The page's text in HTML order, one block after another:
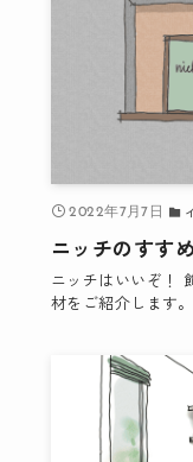
ニッチのすすめ
ニッチはいいぞ！
材をご紹介します。
2022年7月7日